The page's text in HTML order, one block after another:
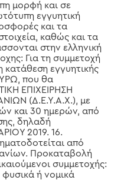
μορφή και σε
εγγυητική
και τα
καθώς και τα
στην ελληνική
Για τη συμμετοχή
κατάθεση εγγυητικής
που θα
ΕΠΙΧΕΙΡΗΣΗ
(Δ.Ε.Υ.Α.Χ.), με
και 30 ημερών, από
δηλαδή
2019. 16.
από
Προκαταβολή
συμμετοχής:
ή νομικά